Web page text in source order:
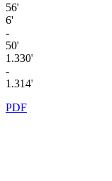
56'
6'
-
50'
1.330'
-
1.314'
PDF